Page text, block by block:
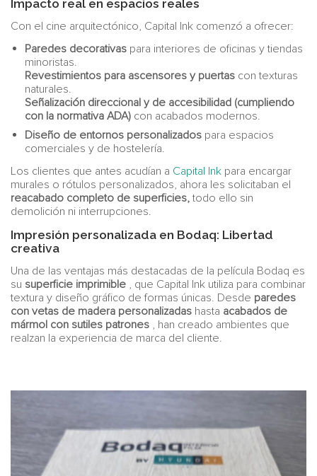
Impacto real en espacios reales
Con el cine arquitectónico, Capital Ink comenzó a ofrecer:
Paredes decorativas para interiores de oficinas y tiendas
minoristas.
Revestimientos para ascensores y puertas con texturas
naturales.
Señalización direccional y de accesibilidad (cumpliendo
con la normativa ADA) con acabados modernos.
Diseño de entornos personalizados para espacios
comerciales y de hostelería.
Los clientes que antes acudían a Capital Ink para encargar
murales o rótulos personalizados, ahora les solicitaban el
reacabado completo de superficies,todo ello sin
demolición ni interrupciones.
Impresión personalizada en Bodaq: Libertad
creativa
Una de las ventajas más destacadas de la película Bodaq es
su superficie imprimible , que Capital Ink utiliza para combinar
textura y diseño gráfico de formas únicas. Desde paredes
con vetas de madera personalizadas hasta acabados de
mármol con sutiles patrones , han creado ambientes que
realzan la experiencia de marca del cliente.